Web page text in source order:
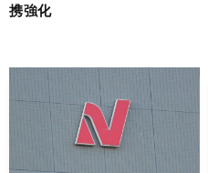
携強化